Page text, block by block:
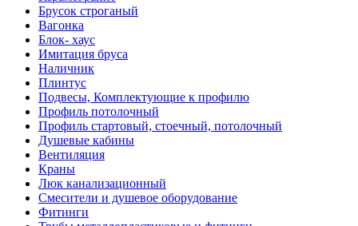
Брусок строганый
Вагонка
Блок- хаус
Имитация бруса
Наличник
Плинтус
Подвесы, Комплектующие к профилю
Профиль потолочный
Профиль стартовый, стоечный, потолочный
Душевые кабины
Вентиляция
Краны
Люк канализационный
Смесители и душевое оборудование
Фитинги